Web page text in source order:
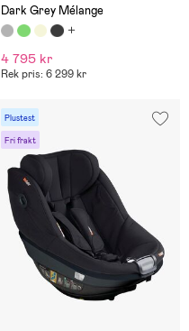
Dark Grey Mélange
4 795 kr
Rek pris: 6 299 kr
Plustest
Fri frakt